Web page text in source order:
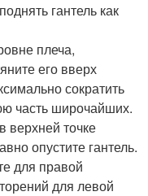
гантель как
плеча,
его вверх
сократить
часть широчайших.
верхней точке
опустите гантель.
для правой
для левой